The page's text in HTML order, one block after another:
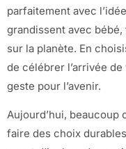
parfaitement avec
grandissent avec
sur la planète. En
de célébrer l’arrivée
geste pour l’avenir.
Aujourd’hui,
faire des choix